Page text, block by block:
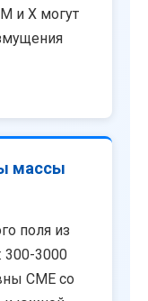
и X могут
массы
поля из
300-3000
CME со